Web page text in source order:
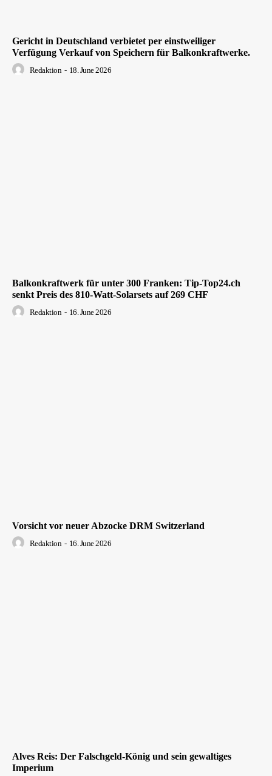
Gericht in Deutschland verbietet per einstweiliger
Verfügung Verkauf von Speichern für Balkonkraftwerke.
Redaktion - 18. June 2026
Balkonkraftwerk für unter 300 Franken: Tip-Top24.ch
senkt Preis des 810-Watt-Solarsets auf 269 CHF
Redaktion - 16. June 2026
Vorsicht vor neuer Abzocke DRM Switzerland
Redaktion - 16. June 2026
Alves Reis: Der Falschgeld-König und sein gewaltiges
Imperium